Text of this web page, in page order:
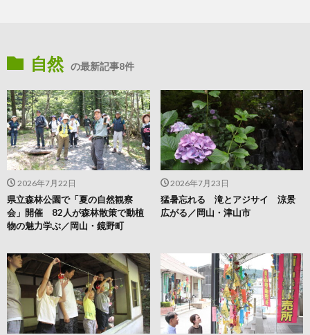
自然 の最新記事8件
2026年7月23日
猛暑忘れる 滝とアジサイ 涼景
広がる／岡山・津山市
2026年7月22日
県立森林公園で「夏の自然観察
会」開催 82人が森林散策で動植
物の魅力学ぶ／岡山・鏡野町